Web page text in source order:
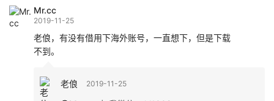
Mr.cc
2019-11-25
老俍，有没有借用下海外账号，一直想下，但是下载
不到。
老俍 2019-11-25